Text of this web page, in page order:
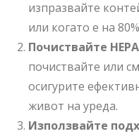
изпразвайте
или когато е на
Почиствайте
почиствайте или
осигурите
живот на уреда.
Използвайте